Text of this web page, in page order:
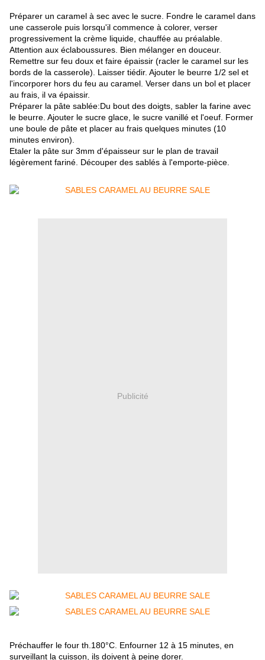
Préparer un caramel à sec avec le sucre. Fondre le caramel dans
une casserole puis lorsqu'il commence à colorer, verser
progressivement la crème liquide, chauffée au préalable.
Attention aux éclaboussures. Bien mélanger en douceur.
Remettre sur feu doux et faire épaissir (racler le caramel sur les
bords de la casserole). Laisser tiédir. Ajouter le beurre 1/2 sel et
l'incorporer hors du feu au caramel. Verser dans un bol et placer
au frais, il va épaissir.
Préparer la pâte sablée:Du bout des doigts, sabler la farine avec
le beurre. Ajouter le sucre glace, le sucre vanillé et l'oeuf. Former
une boule de pâte et placer au frais quelques minutes (10
minutes environ).
Etaler la pâte sur 3mm d'épaisseur sur le plan de travail
légèrement fariné. Découper des sablés à l'emporte-pièce.
Publicité
Préchauffer le four th.180°C. Enfourner 12 à 15 minutes, en
surveillant la cuisson, ils doivent à peine dorer.